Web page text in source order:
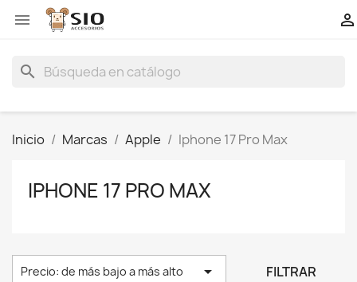
 
search
Inicio Marcas Apple Iphone 17 Pro Max
IPHONE 17 PRO MAX
Precio: de más bajo a más alto  FILTRAR